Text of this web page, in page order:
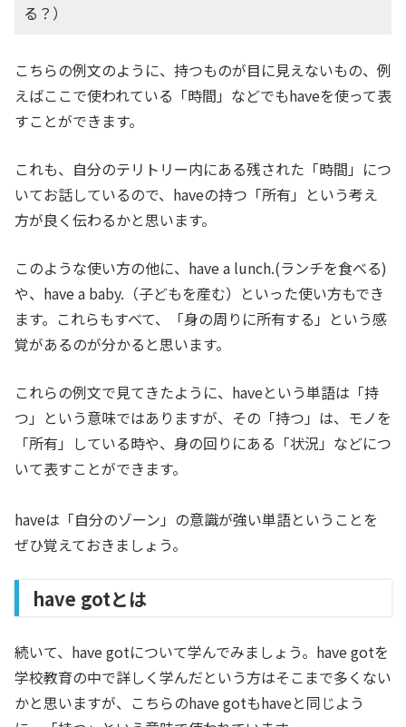
る？）
こちらの例文のように、持つものが目に見えないもの、例
えばここで使われている「時間」などでもhaveを使って表
すことができます。
これも、自分のテリトリー内にある残された「時間」につ
いてお話しているので、haveの持つ「所有」という考え
方が良く伝わるかと思います。
このような使い方の他に、have a lunch.(ランチを食べる)
や、have a baby.（子どもを産む）といった使い方もでき
ます。これらもすべて、「身の周りに所有する」という感
覚があるのが分かると思います。
これらの例文で見てきたように、haveという単語は「持
つ」という意味ではありますが、その「持つ」は、モノを
「所有」している時や、身の回りにある「状況」などにつ
いて表すことができます。
haveは「自分のゾーン」の意識が強い単語ということを
ぜひ覚えておきましょう。
have gotとは
続いて、have gotについて学んでみましょう。have gotを
学校教育の中で詳しく学んだという方はそこまで多くない
かと思いますが、こちらのhave gotもhaveと同じよう